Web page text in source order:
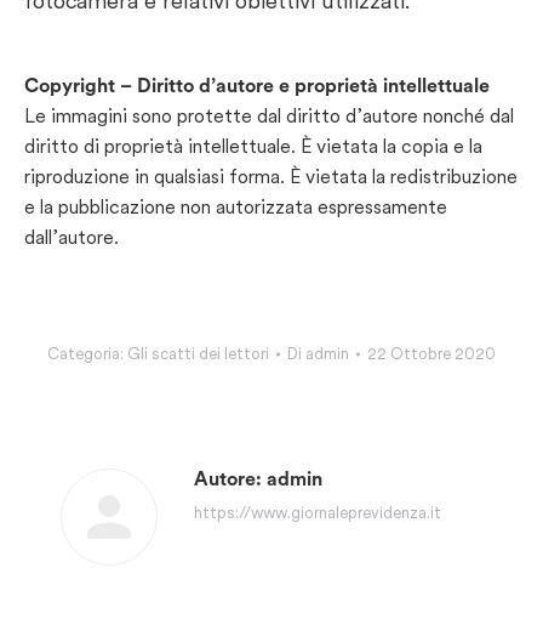
Copyright – Diritto d’autore e proprietà intellettuale
Le immagini sono protette dal diritto d’autore nonché dal
diritto di proprietà intellettuale. È vietata la copia e la
riproduzione in qualsiasi forma. È vietata la redistribuzione
e la pubblicazione non autorizzata espressamente
dall’autore.
Categoria: Gli scatti dei lettori Di admin 22 Ottobre 2020
Autore: admin
https://www.giornaleprevidenza.it